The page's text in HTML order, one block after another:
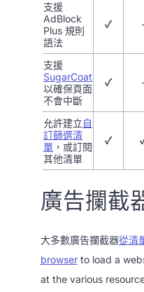
支援
AdBlock
Plus 規則
語法
✓
支援
SugarCoat
以確保頁面
不會中斷
✓
允許建立自
訂篩選清
單 ，或訂閱
其他清單
✓
廣告攔截
大多數廣告攔截器從清
browserto load a
at the various